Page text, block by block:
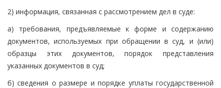
2) информация, связанная с рассмотрением дел в суде:
а) требования, предъявляемые к форме и содержанию
документов, используемых при обращении в суд, и (или)
образцы этих документов, порядок представления
указанных документов в суд;
б) сведения о размере и порядке уплаты государственной